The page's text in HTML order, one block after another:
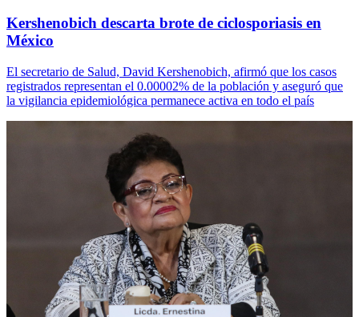
Kershenobich descarta brote de ciclosporiasis en
México
El secretario de Salud, David Kershenobich, afirmó que los casos
registrados representan el 0.00002% de la población y aseguró que
la vigilancia epidemiológica permanece activa en todo el país